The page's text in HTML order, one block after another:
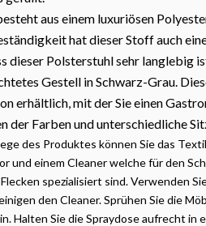
aus einem luxuriösen
hat dieser Stoff auch
dieser Polsterstuhl sehr langlebig
Gestell in Schwarz-Grau.
erhältlich, mit der Sie einen
der Farben und unterschiedliche
des Produktes können Sie das
und einem Cleaner welche für den
spezialisiert sind. Verwenden
den Cleaner. Sprühen Sie die
Halten Sie die Spraydose aufrecht in